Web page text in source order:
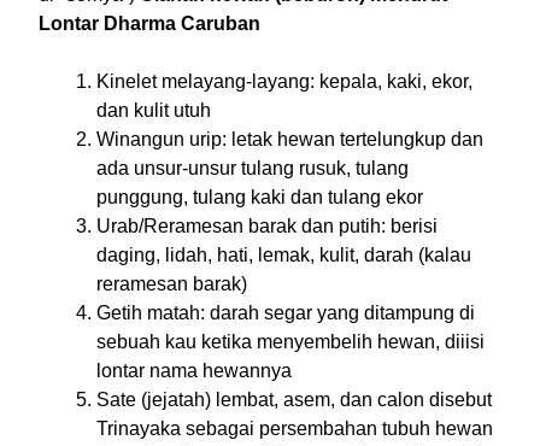
Lontar Dharma Caruban
Kinelet melayang-layang: kepala, kaki, ekor,
dan kulit utuh
Winangun urip: letak hewan tertelungkup dan
ada unsur-unsur tulang rusuk, tulang
punggung, tulang kaki dan tulang ekor
Urab/Reramesan barak dan putih: berisi
daging, lidah, hati, lemak, kulit, darah (kalau
reramesan barak)
Getih matah: darah segar yang ditampung di
sebuah kau ketika menyembelih hewan, diiisi
lontar nama hewannya
Sate (jejatah) lembat, asem, dan calon disebut
Trinayaka sebagai persembahan tubuh hewan